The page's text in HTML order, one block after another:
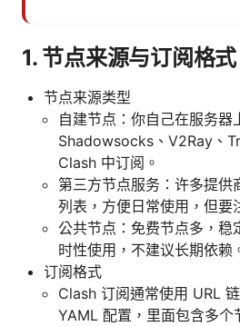
1. 节点来源与订阅格式
节点来源类型
自建节点：你自己在服务器
Shadowsocks、V2Ray、
Clash 中订阅。
第三方节点服务：许多提供
列表，方便日常使用，但要
公共节点：免费节点多，稳
时性使用，不建议长期依赖
订阅格式
Clash 订阅通常使用 URL
YAML 配置，里面包含多个